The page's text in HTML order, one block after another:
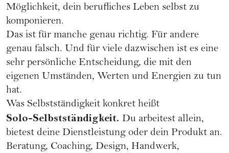
Möglichkeit, dein berufliches Leben selbst zu
komponieren.
Das ist für manche genau richtig. Für andere
genau falsch. Und für viele dazwischen ist es eine
sehr persönliche Entscheidung, die mit den
eigenen Umständen, Werten und Energien zu tun
hat.
Was Selbstständigkeit konkret heißt
Solo-Selbstständigkeit. Du arbeitest allein,
bietest deine Dienstleistung oder dein Produkt an.
Beratung, Coaching, Design, Handwerk,